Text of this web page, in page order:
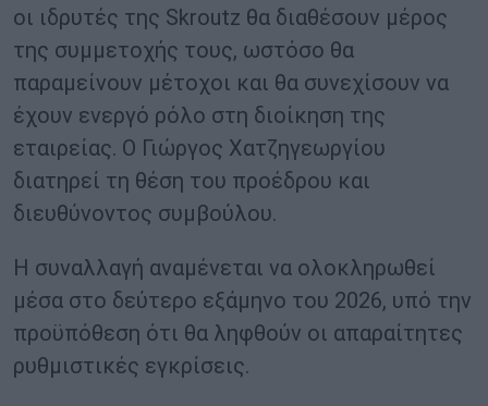
οι ιδρυτές της Skroutz θα διαθέσουν μέρος
της συμμετοχής τους, ωστόσο θα
παραμείνουν μέτοχοι και θα συνεχίσουν να
έχουν ενεργό ρόλο στη διοίκηση της
εταιρείας. Ο Γιώργος Χατζηγεωργίου
διατηρεί τη θέση του προέδρου και
διευθύνοντος συμβούλου.
Η συναλλαγή αναμένεται να ολοκληρωθεί
μέσα στο δεύτερο εξάμηνο του 2026, υπό την
προϋπόθεση ότι θα ληφθούν οι απαραίτητες
ρυθμιστικές εγκρίσεις.